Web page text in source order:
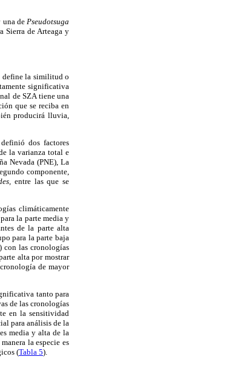
una dePseudotsuga
Sierra de Arteaga y
define la similitud o
significativa
de SZA tiene una
que se reciba en
producirá lluvia,
dos factores
la varianza total e
Nevada (PNE), La
componente,
entre las que se
climáticamente
la parte media y
de la parte alta
para la parte baja
con las cronologías
alta por mostrar
de mayor
tanto para
de las cronologías
en la sensitividad
para análisis de la
media y alta de la
la especie es
(Tabla 5).